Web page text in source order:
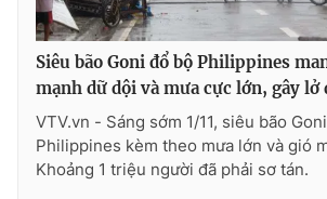
Siêu bão Goni đổ bộ Philippines
mạnh dữ dội và mưa cực lớn, gây lở
VTV.vn - Sáng sớm 1/11, siêu bão
Philippines kèm theo mưa lớn và gió
Khoảng 1 triệu người đã phải sơ tán.